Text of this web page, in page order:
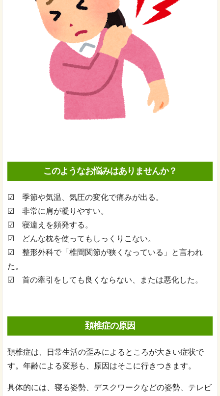
このようなお悩みはありませんか？
☑ 季節や気温、気圧の変化で痛みが出る。
☑ 非常に肩が凝りやすい。
☑ 寝違えを頻発する。
☑ どんな枕を使ってもしっくりこない。
☑ 整形外科で「椎間関節が狭くなっている」と言われ
た。
☑ 首の牽引をしても良くならない、または悪化した。
頚椎症の原因
頚椎症は、日常生活の歪みによるところが大きい症状で
す。年齢による変形も、原因はそこに行きつきます。
具体的には、寝る姿勢、デスクワークなどの姿勢、テレビ